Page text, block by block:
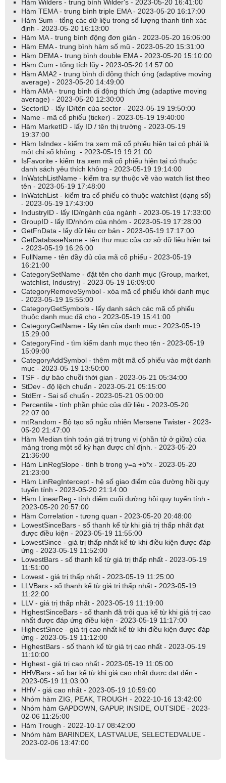
Hàm Wilders - trung bình Wilder's - 2023-05-20 16:41:00
Hàm TEMA - trung bình triple EMA - 2023-05-20 16:17:00
Hàm Sum - tổng các dữ liệu trong số lượng thanh tính xác
định - 2023-05-20 16:13:00
Hàm MA - trung bình động đơn giản - 2023-05-20 16:06:00
Hàm EMA - trung bình hàm số mũ - 2023-05-20 15:31:00
Hàm DEMA - trung bình double EMA - 2023-05-20 15:10:00
Hàm Cum - tổng tích lũy - 2023-05-20 14:57:00
Hàm AMA2 - trung bình di động thích ứng (adaptive moving
average) - 2023-05-20 14:49:00
Hàm AMA - trung bình di động thích ứng (adaptive moving
average) - 2023-05-20 12:30:00
SectorID - lấy ID/tên của sector - 2023-05-19 19:50:00
Name - mã cổ phiếu (ticker) - 2023-05-19 19:40:00
Hàm MarketID - lấy ID / tên thị trường - 2023-05-19
19:37:00
Hàm IsIndex - kiểm tra xem mã cổ phiếu hiện tại có phải là
một chỉ số không. - 2023-05-19 19:21:00
IsFavorite - kiểm tra xem mã cổ phiếu hiện tại có thuộc
danh sách yêu thích không - 2023-05-19 19:14:00
InWatchListName - kiểm tra sự thuộc về vào watch list theo
tên - 2023-05-19 17:48:00
InWatchList - kiểm tra cổ phiếu có thuộc watchlist (dạng số)
- 2023-05-19 17:43:00
IndustryID - lấy ID/ngành của ngành - 2023-05-19 17:33:00
GroupID - lấy ID/nhóm của nhóm - 2023-05-19 17:28:00
GetFnData - lấy dữ liệu cơ bản - 2023-05-19 17:17:00
GetDatabaseName - tên thư mục của cơ sở dữ liệu hiện tại
- 2023-05-19 16:26:00
FullName - tên đầy đủ của mã cổ phiếu - 2023-05-19
16:21:00
CategorySetName - đặt tên cho danh mục (Group, market,
watchlist, Industry) - 2023-05-19 16:09:00
CategoryRemoveSymbol - xóa mã cổ phiếu khỏi danh mục
- 2023-05-19 15:55:00
CategoryGetSymbols - lấy danh sách các mã cổ phiếu
thuộc danh mục đã cho - 2023-05-19 15:41:00
CategoryGetName - lấy tên của danh mục - 2023-05-19
15:29:00
CategoryFind - tìm kiếm danh mục theo tên - 2023-05-19
15:09:00
CategoryAddSymbol - thêm một mã cổ phiếu vào một danh
mục - 2023-05-19 13:50:00
TSF - dự báo chuỗi thời gian - 2023-05-21 05:34:00
StDev - độ lệch chuẩn - 2023-05-21 05:15:00
StdErr - Sai số chuẩn - 2023-05-21 05:00:00
Percentile - tính phần phúc của dữ liệu - 2023-05-20
22:07:00
mtRandom - Bộ tạo số ngẫu nhiên Mersene Twister - 2023-
05-20 21:47:00
Hàm Median tính toán giá trị trung vị (phần tử ở giữa) của
mảng trong một số kỳ hạn được chỉ định. - 2023-05-20
21:36:00
Hàm LinRegSlope - tính b trong y=a +b*x - 2023-05-20
21:23:00
Hàm LinRegIntercept - hệ số giao điểm của đường hồi quy
tuyến tính - 2023-05-20 21:14:00
Hàm LinearReg - tính điểm cuối đường hồi quy tuyến tính -
2023-05-20 20:57:00
Hàm Correlation - tương quan - 2023-05-20 20:48:00
LowestSinceBars - số thanh kể từ khi giá trị thấp nhất đạt
được điều kiện - 2023-05-19 11:55:00
LowestSince - giá trị thấp nhất kể từ khi điều kiện được đáp
ứng - 2023-05-19 11:52:00
LowestBars - số thanh kể từ giá trị thấp nhất - 2023-05-19
11:51:00
Lowest - giá trị thấp nhất - 2023-05-19 11:25:00
LLVBars - số thanh kể từ giá trị thấp nhất - 2023-05-19
11:22:00
LLV - giá trị thấp nhất - 2023-05-19 11:19:00
HighestSinceBars - số thanh đã trôi qua kể từ khi giá trị cao
nhất được đáp ứng điều kiện - 2023-05-19 11:17:00
HighestSince - giá trị cao nhất kể từ khi điều kiện được đáp
ứng - 2023-05-19 11:12:00
HighestBars - số thanh kể từ giá trị cao nhất - 2023-05-19
11:10:00
Highest - giá trị cao nhất - 2023-05-19 11:05:00
HHVBars - số bar kể từ khi giá cao nhất được đạt đến -
2023-05-19 11:03:00
HHV - giá cao nhất - 2023-05-19 10:59:00
Nhóm hàm ZIG, PEAK, TROUGH - 2022-10-16 13:42:00
Nhóm hàm GAPDOWN, GAPUP, INSIDE, OUTSIDE - 2023-
02-06 11:25:00
Hàm Trough - 2022-10-17 08:42:00
Nhóm hàm BARINDEX, LASTVALUE, SELECTEDVALUE -
2023-02-06 13:47:00